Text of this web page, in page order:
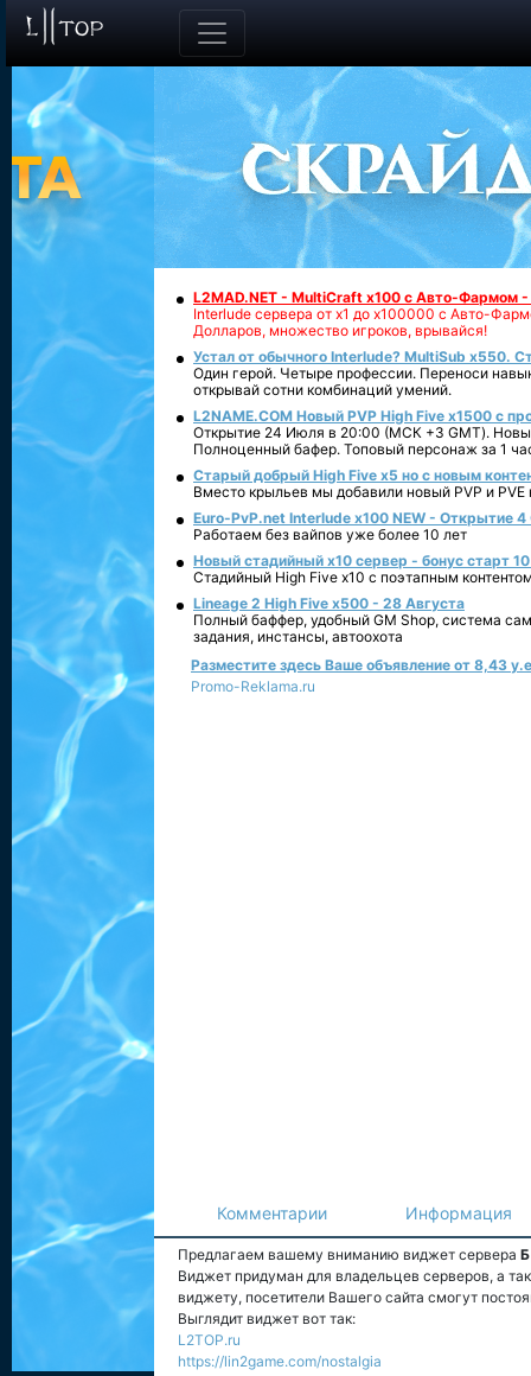
L2MAD.NET - MultiCraft x100 с Авто-Фармом
Interlude сервера от х1 до х100000 с Авто-
Долларов, множество игроков, врывайся!
Устал от обычного Interlude? MultiSub x550.
Один герой. Четыре профессии. Переноси
открывай сотни комбинаций умений.
L2NAME.COM Новый PVP High Five x1500 с
Открытие 24 Июля в 20:00 (МСК +3 GMT).
Полноценный бафер. Топовый персонаж за 1
Старый добрый High Five x5 но с новым
Вместо крыльев мы добавили новый PVP и PVE
Euro-PvP.net Interlude х100 NEW - Открытие 4
Работаем без вайпов уже более 10 лет
Новый стадийный х10 сервер - бонус старт
Стадийный High Five x10 с поэтапным
Lineage 2 High Five x500 - 28 Августа
Полный баффер, удобный GM Shop, система
задания, инстансы, автоохота
Разместите здесь Ваше объявление от 8,43
Promo-Reklama.ru
Комментарии Информация
Предлагаем вашему вниманию виджет сервера
Виджет придуман для владельцев серверов, а
виджету, посетители Вашего сайта смогут
Выглядит виджет вот так:
L2TOP.ru
https://lin2game.com/nostalgia